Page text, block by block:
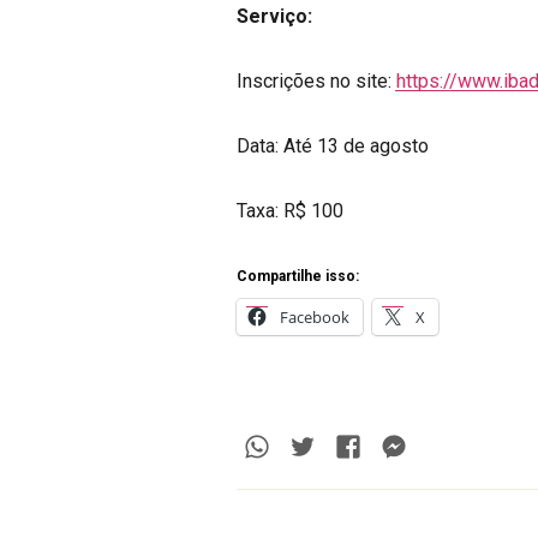
Serviço:
Inscrições no site: https://
Data: Até 13 de agosto
Taxa: R$ 100
Compartilhe isso:
Facebook X
Whatsapp
TwitterFacebook